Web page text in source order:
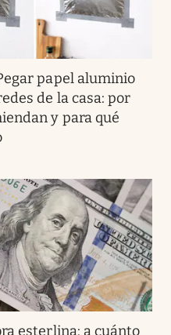
papel aluminio
de la casa: por
y para qué
esterlina: a cuánto